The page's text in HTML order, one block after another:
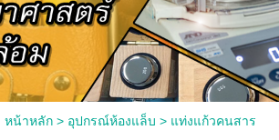
หน้าหลัก> อุปกรณ์ห้องแล็บ > แท่งแก้วคนสาร